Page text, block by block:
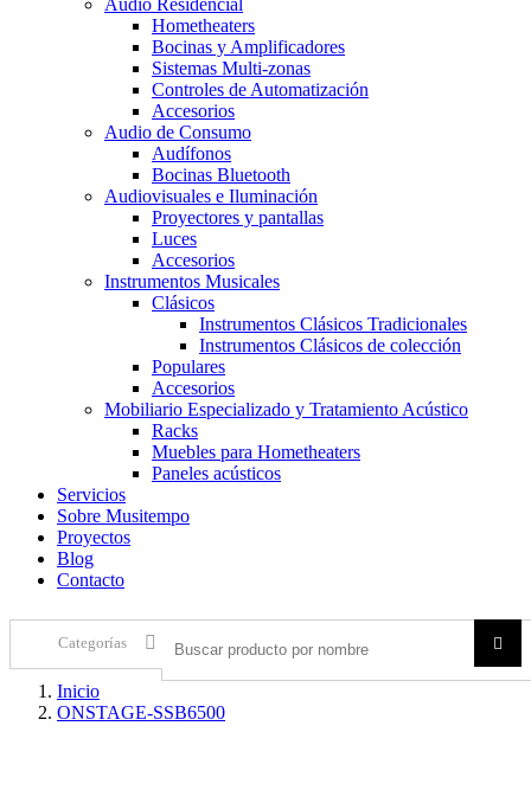
Hometheaters
Bocinas y Amplificadores
Sistemas Multi-zonas
Controles de Automatización
Accesorios
Audio de Consumo
Audífonos
Bocinas Bluetooth
Audiovisuales e Iluminación
Proyectores y pantallas
Luces
Accesorios
Instrumentos Musicales
Clásicos
Instrumentos Clásicos Tradicionales
Instrumentos Clásicos de colección
Populares
Accesorios
Mobiliario Especializado y Tratamiento Acústico
Racks
Muebles para Hometheaters
Paneles acústicos
Servicios
Sobre Musitempo
Proyectos
Blog
Contacto
Categorías
Inicio
ONSTAGE-SSB6500